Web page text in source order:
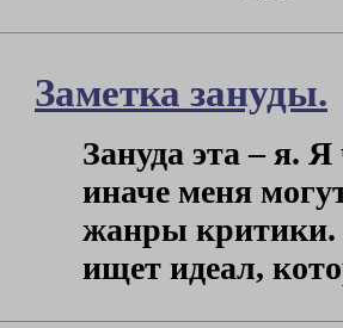
Заметка зануды.
Зануда эта – я.
иначе меня
жанры критики.
ищет идеал,